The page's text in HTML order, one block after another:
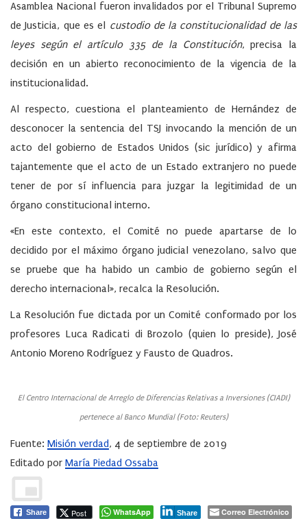
Asamblea Nacional fueron invalidados por el Tribunal Supremo
de Justicia, que es el custodio de la constitucionalidad de las
leyes según el artículo 335 de la Constitución, precisa la
decisión en un abierto reconocimiento de la vigencia de la
institucionalidad.
Al respecto, cuestiona el planteamiento de Hernández de
desconocer la sentencia del TSJ invocando la mención de un
acto del gobierno de Estados Unidos (sic jurídico) y afirma
tajantemente que el acto de un Estado extranjero no puede
tener de por sí influencia para juzgar la legitimidad de un
órgano constitucional interno.
«En este contexto, el Comité no puede apartarse de lo
decidido por el máximo órgano judicial venezolano, salvo que
se pruebe que ha habido un cambio de gobierno según el
derecho internacional», recalca la Resolución.
La Resolución fue dictada por un Comité conformado por los
profesores Luca Radicati di Brozolo (quien lo preside), José
Antonio Moreno Rodríguez y Fausto de Quadros.
El Centro Internacional de Arreglo de Diferencias Relativas a Inversiones (CIADI)
pertenece al Banco Mundial (Foto: Reuters)
Fuente: Misión verdad, 4 de septiembre de 2019
Editado por María Piedad Ossaba
Share Post WhatsApp Share Correo Electrónico